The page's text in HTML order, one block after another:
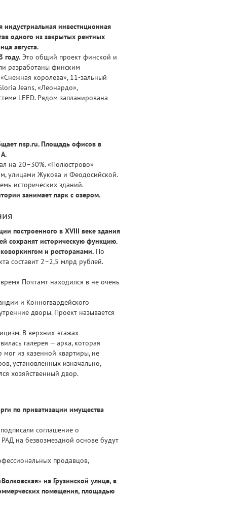
инвестиционная
одного из закрытых рентных
августа.
году. Это общий проект финской и
разработаны финским
королева», 11-зальный
Jeans, «Леонардо»,
LEED. Рядом запланирована
nsp.ru. Площадь офисов в
на 20–30%. «Полюстрово»
улицами Жукова и Феодосийской.
исторических зданий.
занимает парк с озером.
построенного в XVIII веке здания
сохранят историческую функцию.
и ресторанами. По
составит 2–2,5 млрд рублей.
Почтамт находился в не очень
и Конногвардейского
дворы. Проект называется
В верхних этажах
галерея — арка, которая
из казенной квартиры, не
установленных изначально,
хозяйственный двор.
по приватизации имущества
соглашение о
на безвозмездной основе будут
продавцов,
на Грузинской улице, в
помещения, площадью